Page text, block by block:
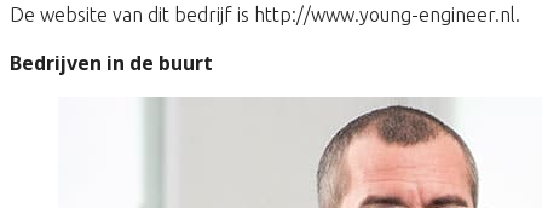
De website van dit bedrijf is http://www.young-engineer.nl.
Bedrijven in de buurt